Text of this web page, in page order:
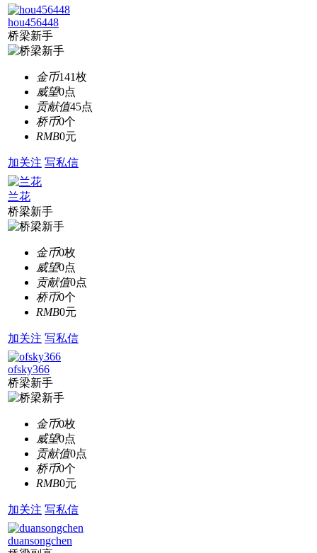
hou456448
桥梁新手
金币141枚
威望0点
贡献值45点
桥币0个
RMB0元
加关注 写私信
兰花
桥梁新手
金币0枚
威望0点
贡献值0点
桥币0个
RMB0元
加关注 写私信
ofsky366
桥梁新手
金币0枚
威望0点
贡献值0点
桥币0个
RMB0元
加关注 写私信
duansongchen